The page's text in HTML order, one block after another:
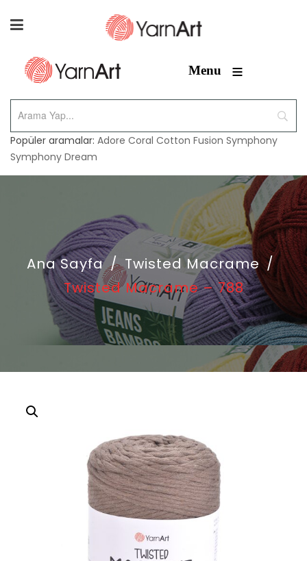
Menu ≡
Popüler aramalar: Adore Coral Cotton Fusion Symphony
Symphony Dream
Ana Sayfa / Twisted Macrame /
Twisted Macrame – 788